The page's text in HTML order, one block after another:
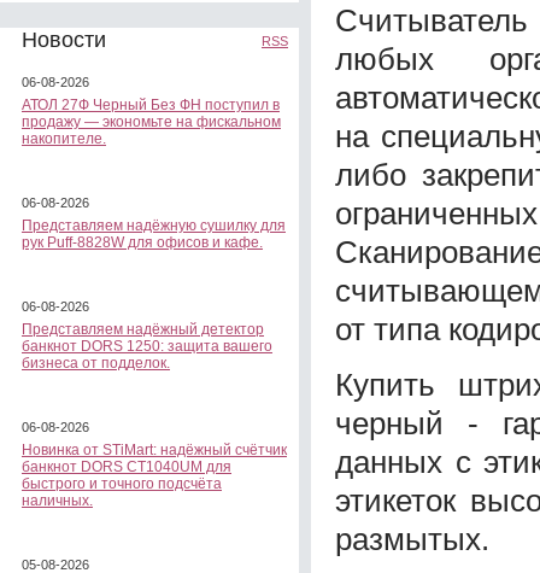
Новости RSS
06-08-2026
АТОЛ 27Ф Черный Без ФН поступил в
продажу — экономьте на фискальном
накопителе.
06-08-2026
Представляем надёжную сушилку для
рук Puff-8828W для офисов и кафе.
06-08-2026
Представляем надёжный детектор
банкнот DORS 1250: защита вашего
бизнеса от подделок.
06-08-2026
Новинка от STiMart: надёжный счётчик
банкнот DORS CT1040UM для
быстрого и точного подсчёта
наличных.
05-08-2026
любых
на
либо
от типа
Купить
черный -
данных с
этикеток
размытых.